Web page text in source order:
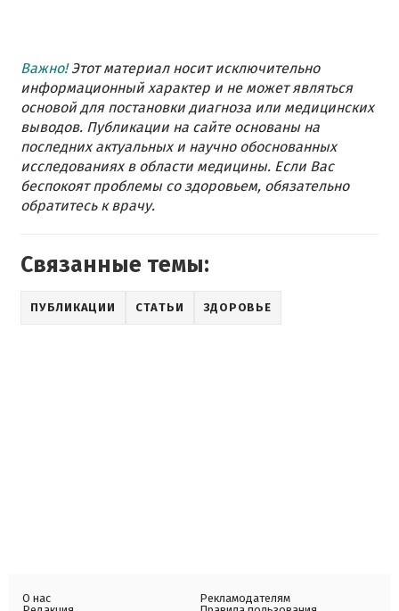
Важно!Этот материал носит исключительно
информационный характер и не может являться
основой для постановки диагноза или медицинских
выводов. Публикации на сайте основаны на
последних актуальных и научно обоснованных
исследованиях в области медицины. Если Вас
беспокоят проблемы со здоровьем, обязательно
обратитесь к врачу.
Связанные темы:
ПУБЛИКАЦИИ СТАТЬИ ЗДОРОВЬЕ
О нас
Рекламодателям